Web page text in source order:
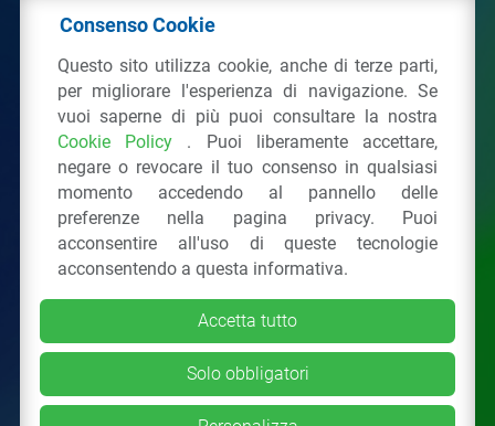
Plastiche da Riciclo
C.F. 97381090154
Via San Vittore 36 20123Milano (MI)
Tel.: 02 43928225.
Tutti i diritti riservati Privacy Policy &Cookie
Consenso Cookie
Questo sito utilizza cookie, anche di terze parti,
per migliorare l'esperienza di navigazione. Se
vuoi saperne di più puoi consultare la nostra
Cookie Policy . Puoi liberamente accettare,
negare o revocare il tuo consenso in qualsiasi
momento accedendo al pannello delle
preferenze nella pagina privacy. Puoi
acconsentire all'uso di queste tecnologie
acconsentendo a questa informativa.
Accetta tutto
Solo obbligatori